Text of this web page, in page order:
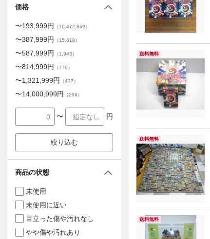
送料無料
送料無料
送料無料
価格
〜193,999円 （10,472,869）
〜387,999円 （15,618）
〜587,999円 （1,943）
〜814,999円 （779）
〜1,321,999円 （477）
〜14,000,999円 （296）
〜 円
絞り込む
商品の状態
未使用
未使用に近い
目立った傷や汚れなし
やや傷や汚れあり